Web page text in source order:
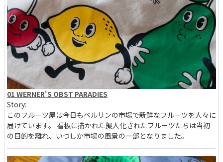
01 WERNER'S OBST PARADIES
Story:
このフルーツ屋は今日もベルリンの市場で新鮮なフルーツを人々に
届けています。 看板に描かれた擬人化されたフルーツたちは当初
の目的を離れ、いつしか市場の風景の一部となりました。